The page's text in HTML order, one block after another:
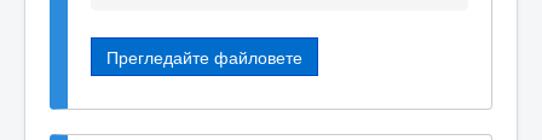
Прегледайте файловете